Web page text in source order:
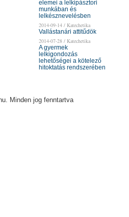
elemei a lelkipásztori
munkában és
lelkésznevelésben
2014-09-14 / Katechetika
Vallástanári attitűdök
2014-07-28 / Katechetika
A gyermek
lelkigondozás
lehetőségei a kötelező
hitoktatás rendszerében
Minden jog fenntartva